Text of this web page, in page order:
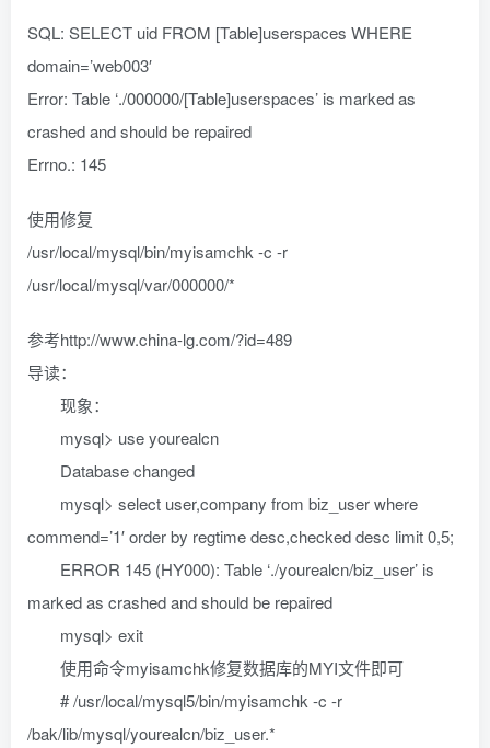
SQL: SELECT uid FROM [Table]userspaces WHERE
domain=’web003′
Error: Table ‘./000000/[Table]userspaces’ is marked as
crashed and should be repaired
Errno.: 145
使用修复
/usr/local/mysql/bin/myisamchk -c -r
/usr/local/mysql/var/000000/*
参考http://www.china-lg.com/?id=489
导读：
现象：
mysql> use yourealcn
Database changed
mysql> select user,company from biz_user where
commend=’1′ order by regtime desc,checked desc limit 0,5;
ERROR 145 (HY000): Table ‘./yourealcn/biz_user’ is
marked as crashed and should be repaired
mysql> exit
使用命令myisamchk修复数据库的MYI文件即可
# /usr/local/mysql5/bin/myisamchk -c -r
/bak/lib/mysql/yourealcn/biz_user.*